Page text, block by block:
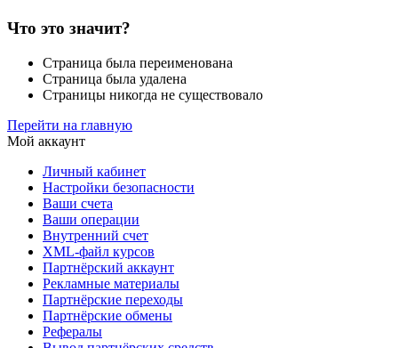
Что это значит?
Страница была переименована
Страница была удалена
Страницы никогда не существовало
Перейти на главную
Мой аккаунт
Личный кабинет
Настройки безопасности
Ваши счета
Ваши операции
Внутренний счет
XML-файл курсов
Партнёрский аккаунт
Рекламные материалы
Партнёрские переходы
Партнёрские обмены
Рефералы